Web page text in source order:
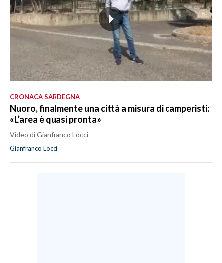
CRONACA SARDEGNA
Nuoro, finalmente una città a misura di camperisti:
«L’area è quasi pronta»
Video di Gianfranco Locci
Gianfranco Locci